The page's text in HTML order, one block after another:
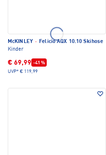
McKINLEY · Felicio AQX 10.10 Skihose
Kinder
€ 69,99 -41 %
UVP* € 119,99